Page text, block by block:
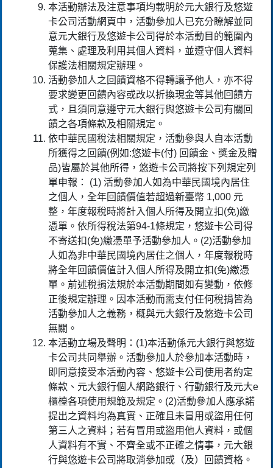
本活動辦法及注意事項均載明於元大銀行及悠遊
卡公司活動網頁中，活動參加人已充分瞭解並同
意元大銀行及悠遊卡公司得於本活動目的範圍內
蒐集、處理及利用其個人資料，並遵守個人資料
保護法相關規定辦理。
活動參加人之回饋資格不得轉讓予他人，亦不得
要求變更回饋內容或改以折換現金等其他回饋方
式，且須同意遵守元大銀行與悠遊卡公司有關回
饋之各項條款及相關規定。
依中華民國稅法相關規定，活動參與人自本活動
所獲得之回饋(例如:悠遊卡(付) 回饋金、獎金及贈
品)皆屬於其他所得，悠遊卡公司將按下列規定列
單申報： (1) 活動參加人如為中華民國境內居住
之個人，全年回饋價值若超過新臺幣 1,000 元
整，年度報稅時將計入個人所得及開立扣(免)繳
憑單。依所得稅法第94-1條規定，悠遊卡公司得
不寄送扣(免)繳憑單予活動參加人。(2)活動參加
人如為非中華民國境內居住之個人，年度報稅時
將全年回饋價值計入個人所得及開立扣(免)繳憑
單。前述稅捐法規於本活動期間如有變動，依修
正後規定辦理。因本活動而需支付任何稅捐皆為
活動參加人之義務，概與元大銀行及悠遊卡公司
無關。
本活動立場及聲明：(1)本活動係元大銀行與悠遊
卡公司共同舉辦。活動參加人於參加本活動時，
即同意接受本活動內容、悠遊卡公司使用者約定
條款、元大銀行個人網路銀行、行動銀行及元大e
櫃檯各項使用規範及規定。(2)活動參加人應承諾
提出之資料均為真實、正確且未冒用或盜用任何
第三人之資料；若有冒用或盜用他人資料，或個
人資料有不實、不齊全或不正確之情事，元大銀
行與悠遊卡公司將取消參加或（及）回饋資格。